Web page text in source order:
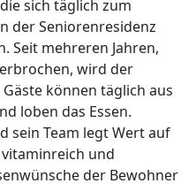
sich täglich zum
der Seniorenresidenz
Seit mehreren Jahren,
wird der
können täglich aus
loben das Essen.
sein Team legt Wert auf
und
der Bewohner